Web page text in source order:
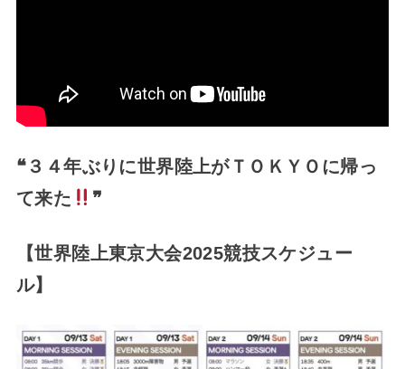
❝３４年ぶりに世界陸上がＴＯＫＹＯに帰っ
て来た
❞
【世界陸上東京大会2025競技スケジュー
ル】